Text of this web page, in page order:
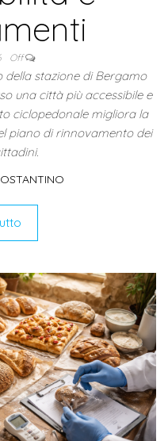
Off
della stazione di Bergamo
una città più accessibile e
ciclopedonale migliora la
piano di rinnovamento dei